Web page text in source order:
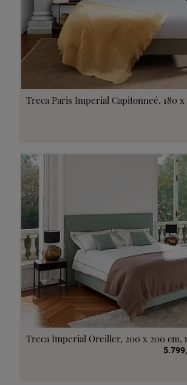
Treca Paris Imperial Capitonneé, 180 x
Treca Imperial Oreiller, 200 x 200 cm,